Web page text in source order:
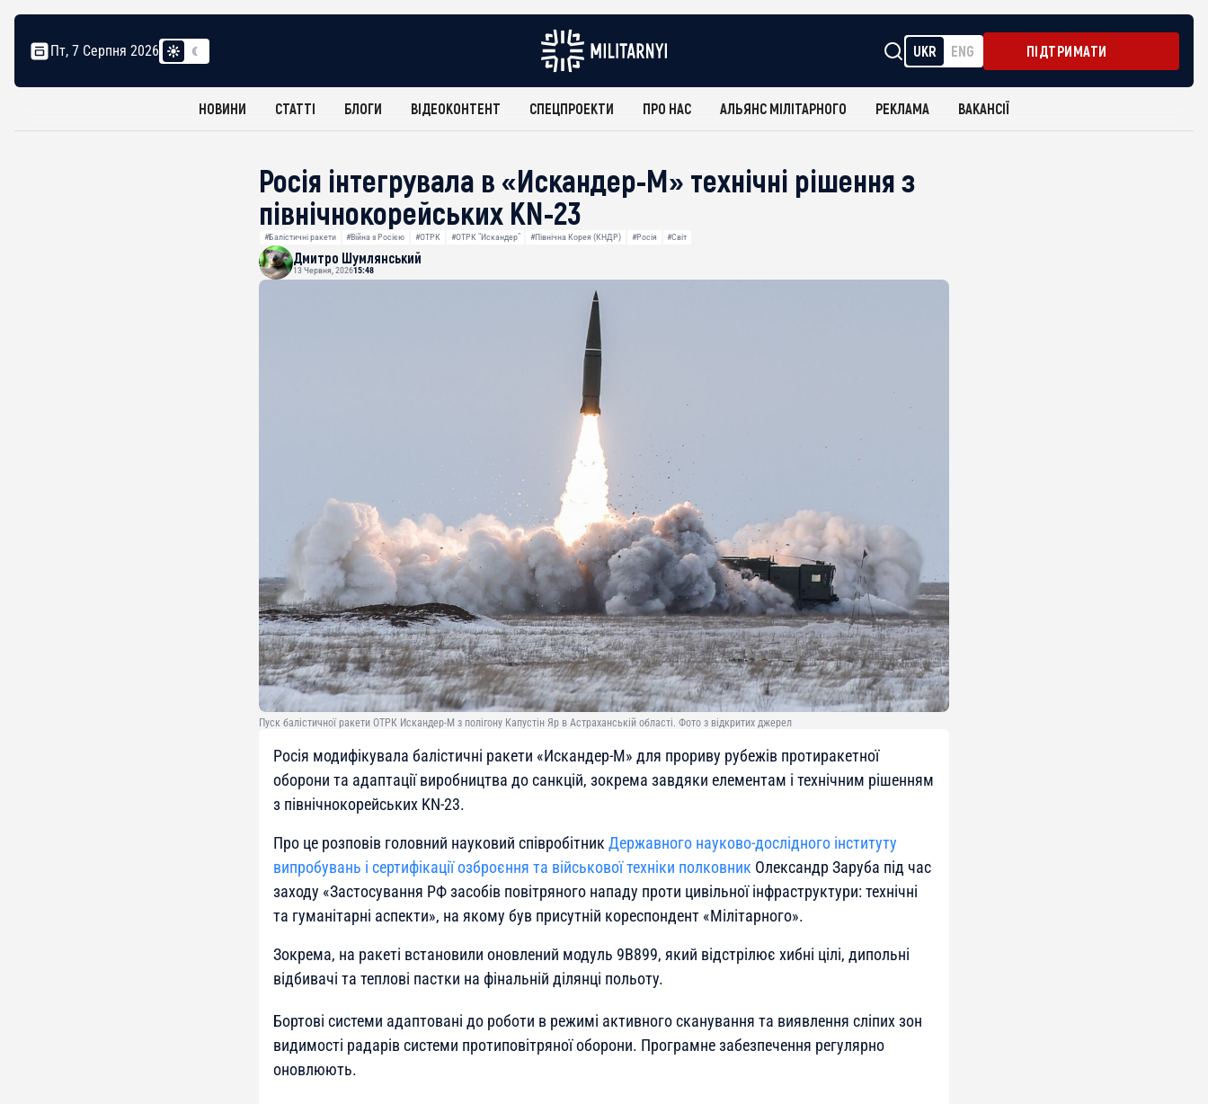
Пт, 7 Серпня 2026 UKR ENG ПІДТРИМАТИ
НОВИНИ СТАТТІ БЛОГИ ВІДЕОКОНТЕНТ СПЕЦПРОЕКТИ ПРО НАС АЛЬЯНС МІЛІТАРНОГО РЕКЛАМА ВАКАНСІЇ
Росія інтегрувала в «Искандер-М» технічні рішення з
північнокорейських KN-23
#Балістичні ракети #Війна з Росією #ОТРК #ОТРК "Искандер" #Північна Корея (КНДР) #Росія #Світ
Дмитро Шумлянський
13 Червня, 202615:48
Пуск балістичної ракети ОТРК Искандер-М з полігону Капустін Яр в Астраханській області. Фото з відкритих джерел
Росія модифікувала балістичні ракети «Искандер-М» для прориву рубежів протиракетної
оборони та адаптації виробництва до санкцій, зокрема завдяки елементам і технічним рішенням
з північнокорейських KN-23.
Про це розповів головний науковий співробітник Державного науково-дослідного інституту
випробувань і сертифікації озброєння та військової техніки полковник Олександр Заруба під час
заходу «Застосування РФ засобів повітряного нападу проти цивільної інфраструктури: технічні
та гуманітарні аспекти», на якому був присутній кореспондент «Мілітарного».
Зокрема, на ракеті встановили оновлений модуль 9B899, який відстрілює хибні цілі, дипольні
відбивачі та теплові пастки на фінальній ділянці польоту.
Бортові системи адаптовані до роботи в режимі активного сканування та виявлення сліпих зон
видимості радарів системи протиповітряної оборони. Програмне забезпечення регулярно
оновлюють.